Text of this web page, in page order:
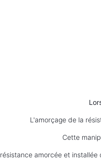
L'amorçage de la
Cette
résistance amorcée et installée